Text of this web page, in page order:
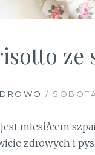
ze
/
miesi?cem
zdrowych i